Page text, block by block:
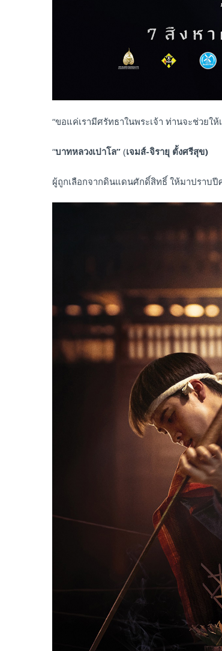
“ขอแค่เรามีศรัทธาในพระเจ้า ท่านจะช่วยให้
“บาทหลวงเปาโล” (เจมส์-จิรายุ ตั้งศรีสุข)
ผู้ถูกเลือกจากดินแดนศักดิ์สิทธิ์ ให้มาปราบปี